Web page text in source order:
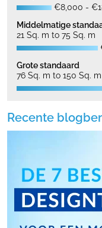
€8,000 -
Middelmatige
21 Sq. m to 75 Sq. m
Grote standaard
76 Sq. m to 150 Sq. m
Recente